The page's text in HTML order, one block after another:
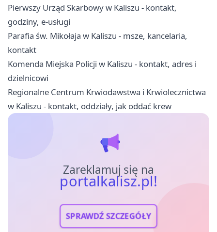
Pierwszy Urząd Skarbowy w Kaliszu - kontakt,
godziny, e-usługi
Parafia św. Mikołaja w Kaliszu - msze, kancelaria,
kontakt
Komenda Miejska Policji w Kaliszu - kontakt, adres i
dzielnicowi
Regionalne Centrum Krwiodawstwa i Krwiolecznictwa
w Kaliszu - kontakt, oddziały, jak oddać krew
Zareklamuj się na
portalkalisz.pl!
SPRAWDŹ SZCZEGÓŁY